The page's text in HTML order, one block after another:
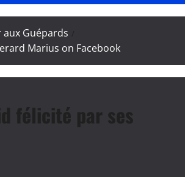
aux Guépards
Marius on Facebook
félicité par ses